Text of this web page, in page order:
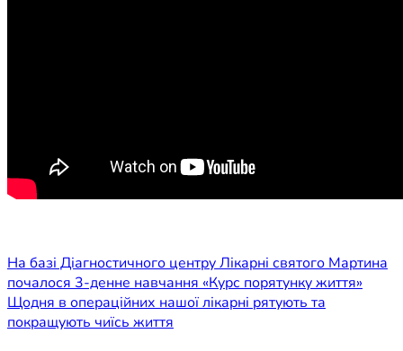
Навігація
записів
На базі Діагностичного центру Лікарні святого Мартина
почалося 3-денне навчання «Курс порятунку життя»
Щодня в операційних нашої лікарні рятують та
покращують чиїсь життя